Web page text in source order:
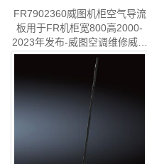
FR7902360威图机柜空气导流
板用于FR机柜宽800高2000-
2023年发布-威图空调维修威图
电柜威图母线威图风扇
FR7902.360
:威图机柜空气导流..